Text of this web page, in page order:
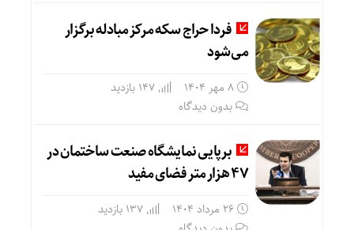
فردا حراج سکه مرکز مبادله برگزار
می‌شود
8 مهر 1404
بدون دیدگاه
برپایی نمایشگاه صنعت ساختمان در
47 هزار متر فضای مفید
26 مرداد 1404